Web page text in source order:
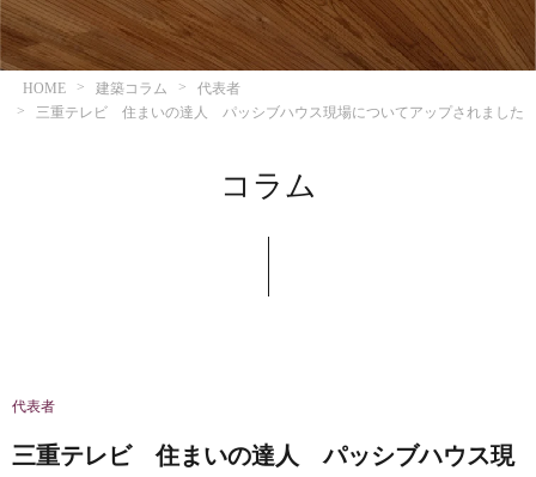
HOME 建築コラム
代表者
三重テレビ 住まいの達人 パッシブハウス現場についてアップされました
コラム
代表者
三重テレビ 住まいの達人 パッシブハウス現